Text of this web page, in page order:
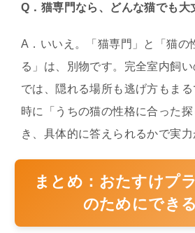
Q．猫専門なら、どんな猫でも大
A．いいえ。「猫専門」と「猫の
る」は、別物です。完全室内飼
では、隠れる場所も逃げ方もま
時に「うちの猫の性格に合った
き、具体的に答えられるかで実力
まとめ：おたすけプ
のためにでき